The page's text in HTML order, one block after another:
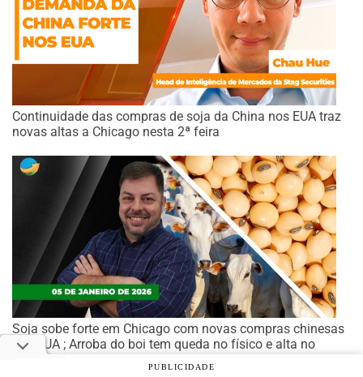
Continuidade das compras de soja da China nos EUA traz
novas altas a Chicago nesta 2ª feira
Soja sobe forte em Chicago com novas compras chinesas
nos EUA ; Arroba do boi tem queda no físico e alta no
mercado futuro
PUBLICIDADE